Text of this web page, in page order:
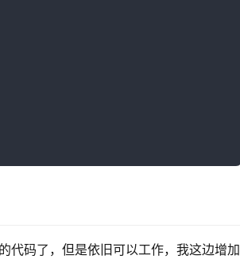
代码了，但是依旧可以工作，我这边增加